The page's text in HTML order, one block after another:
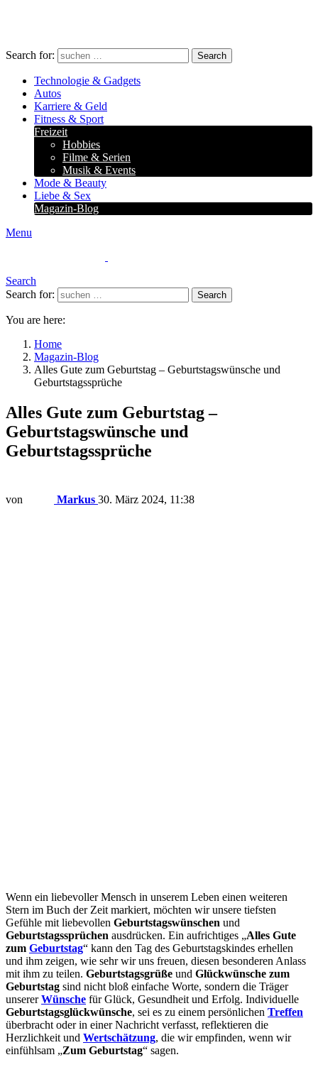
Search for: Search
Technologie & Gadgets
Autos
Karriere & Geld
Fitness & Sport
Freizeit
Hobbies
Filme & Serien
Musik & Events
Mode & Beauty
Liebe & Sex
Magazin-Blog
Menu
Search
Search for:
Search
You are here:
Home
Magazin-Blog
Alles Gute zum Geburtstag – Geburtstagswünsche und
Geburtstagssprüche
Alles Gute zum Geburtstag –
Geburtstagswünsche und
Geburtstagssprüche
von Markus 30. März 2024, 11:38
Wenn ein liebevoller Mensch in unserem Leben einen weiteren
Stern im Buch der Zeit markiert, möchten wir unsere tiefsten
Gefühle mit liebevollen Geburtstagswünschen und
Geburtstagssprüchen ausdrücken. Ein aufrichtiges „Alles Gute
zum Geburtstag“ kann den Tag des Geburtstagskindes erhellen
und ihm zeigen, wie sehr wir uns freuen, diesen besonderen Anlass
mit ihm zu teilen. Geburtstagsgrüße und Glückwünsche zum
Geburtstag sind nicht bloß einfache Worte, sondern die Träger
unsererWünsche für Glück, Gesundheit und Erfolg. Individuelle
Geburtstagsglückwünsche, sei es zu einem persönlichen Treffen
überbracht oder in einer Nachricht verfasst, reflektieren die
Herzlichkeit und Wertschätzung, die wir empfinden, wenn wir
einfühlsam „Zum Geburtstag“ sagen.